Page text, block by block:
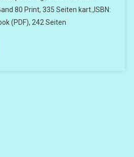
80 Print, 335 Seiten kart.,ISBN:
(PDF), 242 Seiten